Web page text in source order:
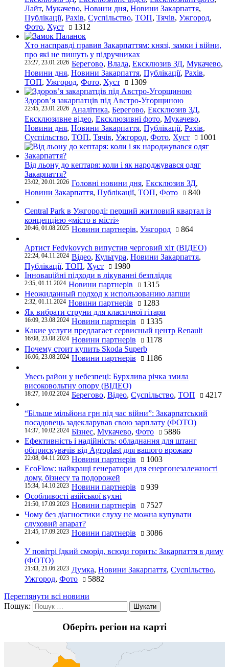
Лайт, Мукачево, Новини дня, Новини Закарпаття,
Публікації, Рахів, Суспільство, ТОП, Тячів, Ужгород,
Фото, Хуст 1312
Хто насправді правив Закарпаттям: князі, замки і війни,
про які не пишуть у підручниках
23:27, 23.01.2026 Берегово, Влада, Ексклюзив ЗД, Мукачево,
Новини дня, Новини Закарпаття, Публікації, Рахів,
ТОП, Ужгород, Фото, Хуст 1309
Здоров’я закарпатців під Австро-Угорщиною
22:45, 23.01.2026 Аналітика, Берегово, Ексклюзив ЗД,
Ексклюзивне відео, Ексклюзивні фото, Мукачево,
Новини дня, Новини Закарпаття, Публікації, Рахів,
Суспільство, ТОП, Тячів, Ужгород, Фото, Хуст 1001
Від льону до кептаря: коли і як народжувався одяг
Закарпаття?
23:02, 20.01.2026 Головні новини дня, Ексклюзив ЗД,
Новини Закарпаття, Публікації, ТОП, Фото 840
Central Park в Ужгороді: перший житловий квартал із
концепцією «місто в місті»
20:46, 01.08.2025 Новини партнерів, Ужгород 864
Артист Fedykovych випустив черговий хіт (ВІДЕО)
22:24, 04.11.2024 Відео, Культура, Новини Закарпаття,
Публікації, ТОП, Хуст
1980
Інноваційні підходи в лікуванні безпліддя
2:35, 01.11.2024 Новини партнерів
1315
Неожиданный подход к использованию лапши
2:32, 01.11.2024 Новини партнерів
1283
Як вибрати струни для класичної гітари
16:09, 23.08.2024 Новини партнерів
1335
Какие услуги предлагает сервисный центр Renault
16:08, 23.08.2024 Новини партнерів
1178
Почему стоит купить Skoda Superb
16:06, 23.08.2024 Новини партнерів 1186
Увесь район у небезпеці: Бурхлива річка змила
високовольтну опору (ВІДЕО)
18:27, 10.02.2024 Берегово, Відео, Суспільство, ТОП 4217
“Більше мільйона грн під час війни”: Закарпатський
посадовець задекларував свою зарплату (ФОТО)
14:37, 10.02.2024 Бізнес, Мукачево, Фото
5886
Ефективність і надійність: обладнання для штанг
обприскувачів від Agroplast для вашого врожаю
22:08, 04.11.2023 Новини партнерів
1003
EcoFlow: найкращі генератори для енергонезалежності
дому, бізнесу та подорожей
15:34, 14.10.2023 Новини партнерів
939
Особливості азійської кухні
21:50, 17.09.2023 Новини партнерів
7527
Чому без діагностики слуху не можна купувати
слуховий апарат?
21:45, 17.09.2023 Новини партнерів 3086
У повітрі їдкий сморід, всюди горить: Закарпаття в диму
(ФОТО)
21:43, 21.06.2023 Думка, Новини Закарпаття, Суспільство,
Ужгород, Фото
5882
Переглянути всі новини
Пошук:
Оберіть регіон на карті